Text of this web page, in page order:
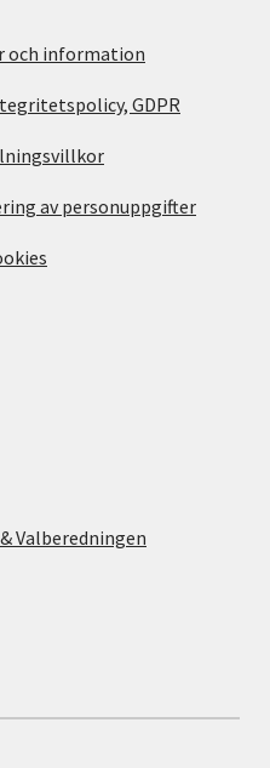
och information
GDPR
av personuppgifter
Valberedningen